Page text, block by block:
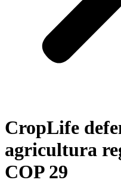
CropLife
agricultura
COP 29